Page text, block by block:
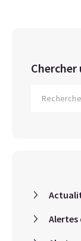
Alertes